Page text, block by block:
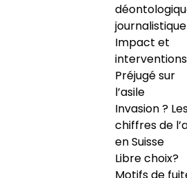
journalistique
Impact et
interventions
Préjugé sur
l’asile
Invasion ?
chiffres de
en Suisse
Libre choix?